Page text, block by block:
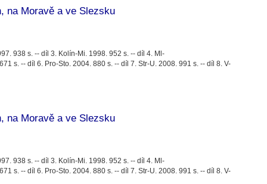
na Moravě a ve Slezsku
938 s. -- díl 3. Kolín-Mi. 1998. 952 s. -- díl 4. Ml-
s. -- díl 6. Pro-Sto. 2004. 880 s. -- díl 7. Str-U. 2008. 991 s. -- díl 8. V-
na Moravě a ve Slezsku
938 s. -- díl 3. Kolín-Mi. 1998. 952 s. -- díl 4. Ml-
s. -- díl 6. Pro-Sto. 2004. 880 s. -- díl 7. Str-U. 2008. 991 s. -- díl 8. V-